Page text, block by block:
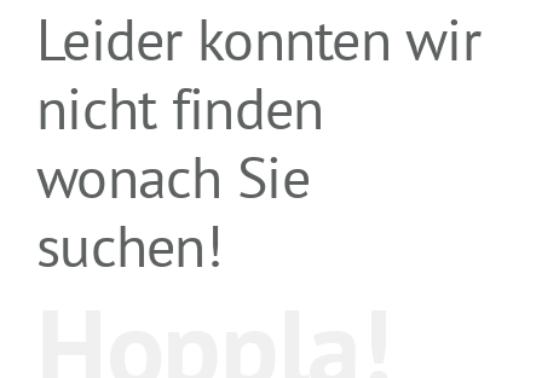
Leider konnten wir
nicht finden
wonach Sie
suchen!